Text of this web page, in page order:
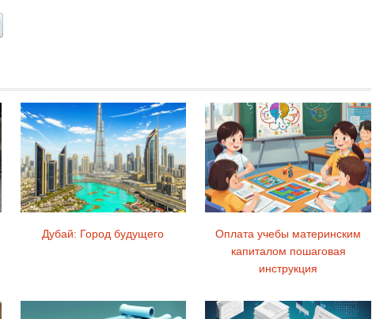
Дубай: Город будущего
Оплата учебы материнским
капиталом пошаговая
инструкция